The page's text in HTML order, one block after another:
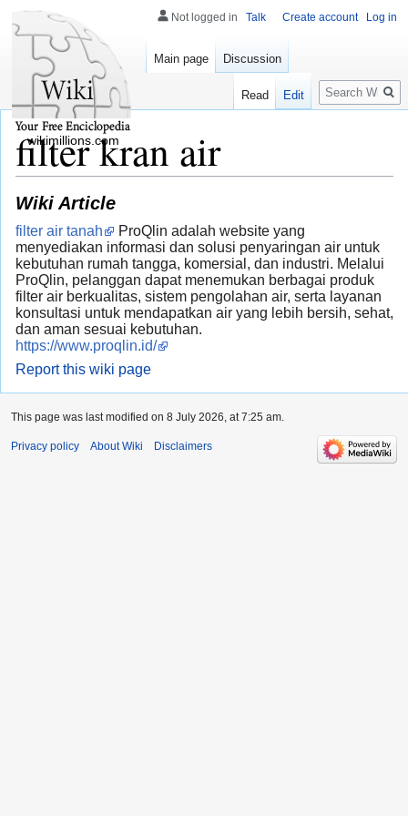
filter kran air
Wiki Article
filter air tanah
ProQlin adalah website yang
menyediakan informasi dan solusi penyaringan air untuk
kebutuhan rumah tangga, komersial, dan industri. Melalui
ProQlin, pelanggan dapat menemukan berbagai produk
filter air berkualitas, sistem pengolahan air, serta layanan
konsultasi untuk mendapatkan air yang lebih bersih, sehat,
dan aman sesuai kebutuhan.
https://www.proqlin.id/
Report this wiki page
Not logged in Talk Create account Log in
Main page Discussion
Read Edit
Search
wikimillions.com
This page was last modified on 8 July 2026, at 7:25 am.
Privacy policy About Wiki Disclaimers